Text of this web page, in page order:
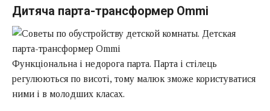
Дитяча парта-трансформер Ommi
Функціональна і недорога парта. Парта і стілець
регулюються по висоті, тому малюк зможе користуватися
ними і в молодших класах.